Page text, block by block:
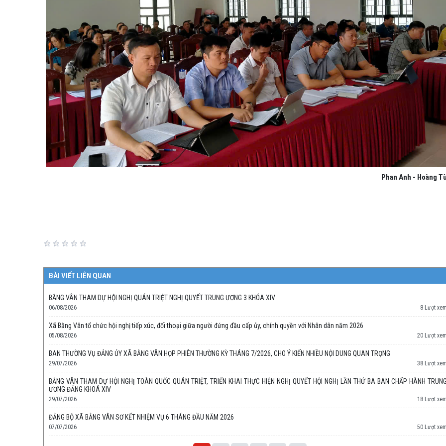
Phan Anh - Hoàng
BÀI VIẾT LIÊN QUAN
BẰNG VÂN THAM DỰ HỘI NGHỊ QUÁN TRIỆT NGHỊ QUYẾT TRUNG ƯƠNG 3 KHÓA XIV
06/08/2026 8 Lượt
Xã Bằng Vân tổ chức hội nghị tiếp xúc, đối thoại giữa người đứng đầu cấp ủy, chính quyền với Nhân dân năm 2026
05/08/2026 20 Lượt
BAN THƯỜNG VỤ ĐẢNG ỦY XÃ BẰNG VÂN HỌP PHIÊN THƯỜNG KỲ THÁNG 7/2026, CHO Ý KIẾN NHIỀU NỘI DUNG QUAN TRỌNG
29/07/2026 38 Lượt
BẰNG VÂN THAM DỰ HỘI NGHỊ TOÀN QUỐC QUÁN TRIỆT, TRIỂN KHAI THỰC HIỆN NGHỊ QUYẾT HỘI NGHỊ LẦN THỨ BA BAN CHẤP HÀNH
ƯƠNG ĐẢNG KHOÁ XIV
29/07/2026 18 Lượt
ĐẢNG BỘ XÃ BẰNG VÂN SƠ KẾT NHIỆM VỤ 6 THÁNG ĐẦU NĂM 2026
07/07/2026 50 Lượt